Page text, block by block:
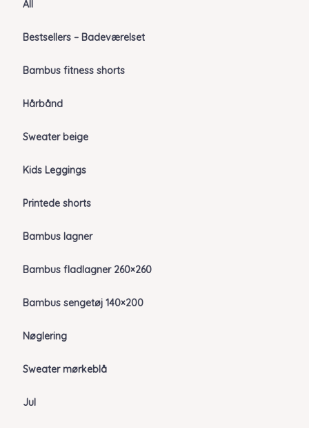
All
Bestsellers – Badeværelset
Bambus fitness shorts
Hårbånd
Sweater beige
Kids Leggings
Printede shorts
Bambus lagner
Bambus fladlagner 260×260
Bambus sengetøj 140×200
Nøglering
Sweater mørkeblå
Jul